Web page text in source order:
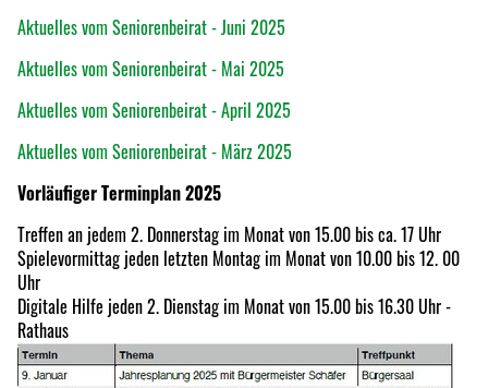
Aktuelles vom Seniorenbeirat - Juni 2025
Aktuelles vom Seniorenbeirat - Mai 2025
Aktuelles vom Seniorenbeirat - April 2025
Aktuelles vom Seniorenbeirat - März 2025
Vorläufiger Terminplan 2025
Treffen an jedem 2. Donnerstag im Monat von 15.00 bis ca. 17 Uhr
Spielevormittag jeden letzten Montag im Monat von 10.00 bis 12. 00
Uhr
Digitale Hilfe jeden 2. Dienstag im Monat von 15.00 bis 16.30 Uhr -
Rathaus